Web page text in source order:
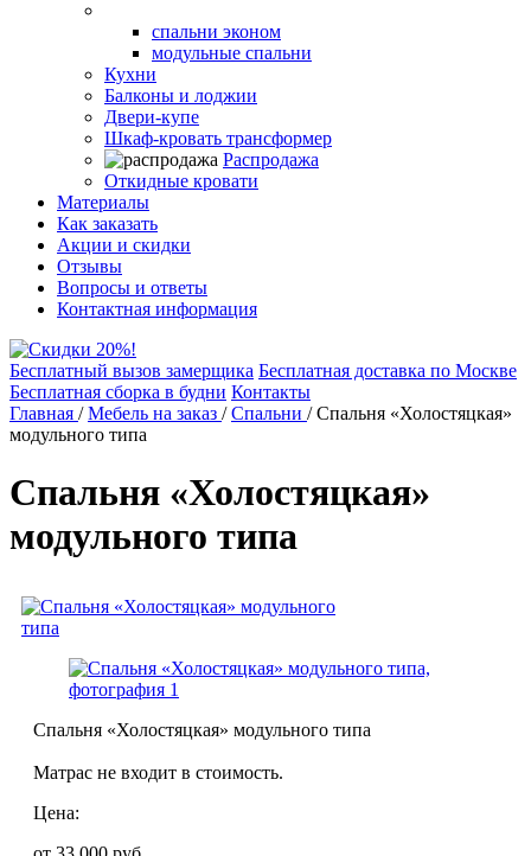
спальни эконом
модульные спальни
Кухни
Балконы и лоджии
Двери-купе
Шкаф-кровать трансформер
Распродажа
Откидные кровати
Материалы
Как заказать
Акции и скидки
Отзывы
Вопросы и ответы
Контактная информация
Бесплатный вызов замерщика Бесплатная доставка по Москве
Бесплатная сборка в будни Контакты
Главная /Мебель на заказ /Спальни /Спальня «Холостяцкая»
модульного типа
Спальня «Холостяцкая»
модульного типа
Спальня «Холостяцкая» модульного типа
Матрас не входит в стоимость.
Цена: